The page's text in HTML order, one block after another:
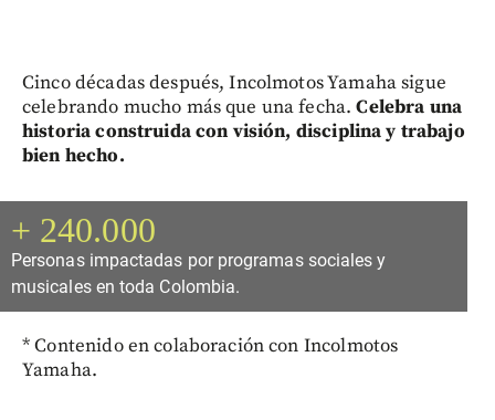
Cinco décadas después, Incolmotos Yamaha sigue
celebrando mucho más que una fecha. Celebra una
historia construida con visión, disciplina y trabajo
bien hecho.
+ 240.000
Personas impactadas por programas sociales y
musicales en toda Colombia.
* Contenido en colaboración con Incolmotos
Yamaha.